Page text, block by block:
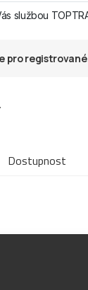
službou
pro
Dostupnost